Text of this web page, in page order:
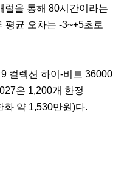
럴을 통해 80시간이라는
평균 오차는 -3~+5초로
컬렉션 하이-비트 36000
은 1,200개 한정
화 약 1,530만원)다.